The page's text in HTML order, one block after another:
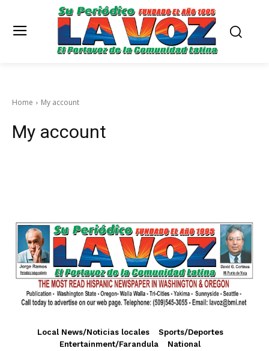
Home My account
My account
Local News/Noticias locales
Sports/Deportes
Entertainment/Farandula
National